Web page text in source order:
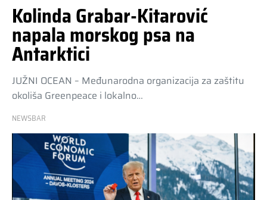
Kolinda Grabar-Kitarović
napala morskog psa na
Antarktici
JUŽNI OCEAN – Međunarodna organizacija za zaštitu
okoliša Greenpeace i lokalno…
NEWSBAR